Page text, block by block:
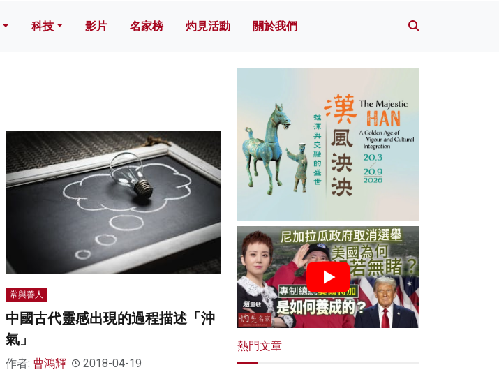
科技 影片 名家榜 灼見活動 關於我們
常與善人
中國古代靈感出現的過程描述「沖
氣」
作者: 曹鴻輝 2018-04-19
熱門文章